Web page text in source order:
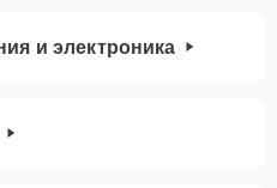
и электроника